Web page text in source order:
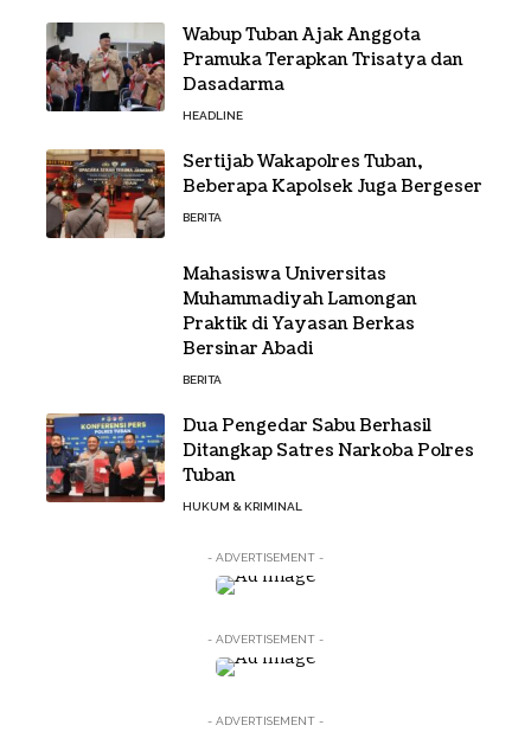
Wabup Tuban Ajak Anggota
Pramuka Terapkan Trisatya dan
Dasadarma
HEADLINE
Sertijab Wakapolres Tuban,
Beberapa Kapolsek Juga Bergeser
BERITA
Mahasiswa Universitas
Muhammadiyah Lamongan
Praktik di Yayasan Berkas
Bersinar Abadi
BERITA
Dua Pengedar Sabu Berhasil
Ditangkap Satres Narkoba Polres
Tuban
HUKUM & KRIMINAL
- ADVERTISEMENT -
- ADVERTISEMENT -
- ADVERTISEMENT -